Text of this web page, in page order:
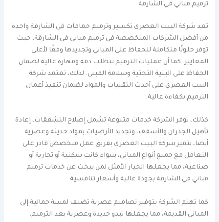
ترميم مباني في الشارقة
تعد شركة البيت العصري تكسير وترميم حمامات في الشارقة واحدة
من أفضل الشركات المتخصصة في ترميم مباني في الشارقة، حيث
توفر حلولًا متكاملة للحفاظ على المباني وتجديدها وفقًا لأعلى
المعايير. كما أن عمليات الترميم تتطلب دقة ومهارة عالية لضمان
الحفاظ على البنية التحتية وسلامة المبنى. لذلك، تعتمد شركة
البيت العصري على أحدث التقنيات والمواد لضمان تنفيذ أعمال
الترميم بكفاءة عالية.
كذلك، توفر الشركة خدمات متنوعة تشمل إصلاح التشققات، إعادة
تأهيل الجدران والأسقف، وتجديد الأرضيات بمواد حديثة وعصرية.
أيضا، تتميز شركة البيت العصري بفريق عمل متخصص قادر على
التعامل مع جميع أنواع المباني، سواء كانت سكنية أو تجارية أو
صناعية، مما يجعلها الخيار الأمثل لمن يبحث عن خدمات ترميم
مباني في الشارقة بجودة عالية وأسعار تنافسية.
كما تهتم الشركة بتوفير تصاميم عصرية تضيف لمسة جمالية إلى
المباني القديمة، مما يجعلها تبدو جديدة وعصرية بعد الترميم.